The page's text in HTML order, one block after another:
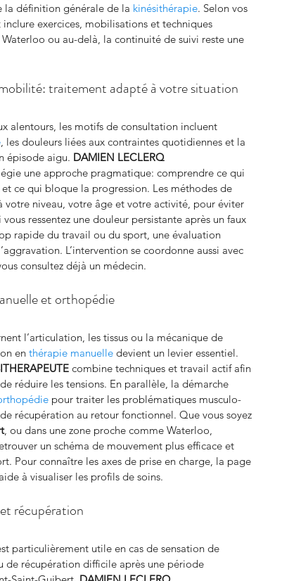
la définition générale de la kinésithérapie. Selon vos
exercices, mobilisations et techniques
Waterloo ou au-delà, la continuité de suivi reste une
traitement adapté à votre situation
alentours, les motifs de consultation incluent
, les douleurs liées aux contraintes quotidiennes et la
épisode aigu. DAMIEN LECLERQ
une approche pragmatique: comprendre ce qui
ce qui bloque la progression. Les méthodes de
votre niveau, votre âge et votre activité, pour éviter
ressentez une douleur persistante après un faux
rapide du travail ou du sport, une évaluation
L’intervention se coordonne aussi avec
consultez déjà un médecin.
et orthopédie
l’articulation, les tissus ou la mécanique de
en thérapie manuelle devient un levier essentiel.
combine techniques et travail actif afin
réduire les tensions. En parallèle, la démarche
pour traiter les problématiques musculo-
récupération au retour fonctionnel. Que vous soyez
, ou dans une zone proche comme Waterloo,
un schéma de mouvement plus efficace et
Pour connaître les axes de prise en charge, la page
à visualiser les profils de soins.
récupération
particulièrement utile en cas de sensation de
de récupération difficile après une période